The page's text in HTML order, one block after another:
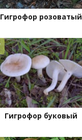
Гигрофор розоватый
Гигрофор буковый